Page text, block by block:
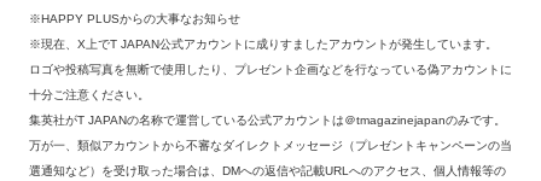
※HAPPY PLUSからの大事なお知らせ
※現在、X上でT JAPAN公式アカウントに成りすましたアカウントが発生しています。
ロゴや投稿写真を無断で使用したり、プレゼント企画などを行なっている偽アカウントに
十分ご注意ください。
集英社がT JAPANの名称で運営している公式アカウントは＠tmagazinejapanのみです。
万が一、類似アカウントから不審なダイレクトメッセージ（プレゼントキャンペーンの当
選通知など）を受け取った場合は、DMへの返信や記載URLへのアクセス、個人情報等の